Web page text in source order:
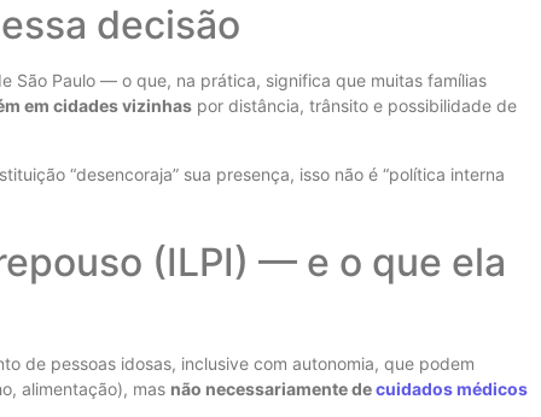
decisão
São Paulo — o que, na prática, significa que muitas famílias
em cidades vizinhas por distância, trânsito e possibilidade de
“desencoraja” sua presença, isso não é “política interna
(ILPI) — e o que ela
de pessoas idosas, inclusive com autonomia, que podem
alimentação), mas não necessariamente decuidados médicos